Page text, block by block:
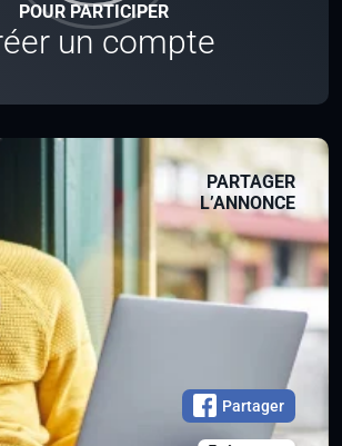
POUR PARTICIPER
un compte
PARTAGER
L’ANNONCE
Partager